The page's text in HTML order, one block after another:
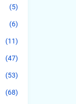
(5)
(6)
(11)
(47)
(53)
(68)